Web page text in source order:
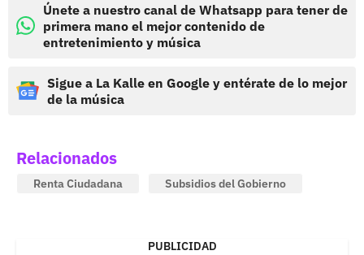
Únete a nuestro canal de Whatsapp para tener de
primera mano el mejor contenido de
entretenimiento y música
Sigue a La Kalle en Google y entérate de lo mejor
de la música
Relacionados
Renta Ciudadana Subsidios del Gobierno
PUBLICIDAD